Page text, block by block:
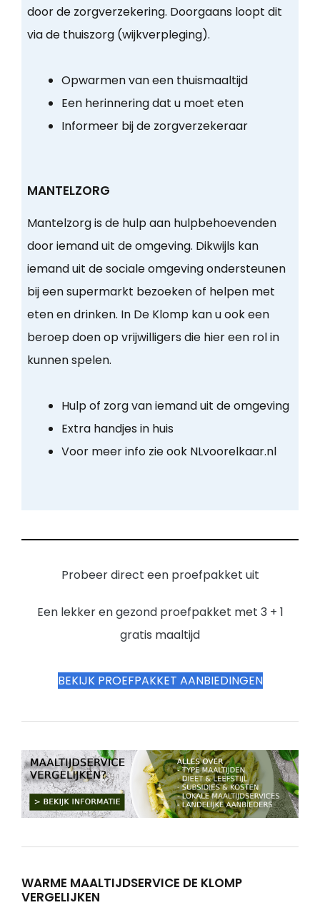
door de zorgverzekering. Doorgaans loopt dit
via de thuiszorg (wijkverpleging).
Opwarmen van een thuismaaltijd
Een herinnering dat u moet eten
Informeer bij de zorgverzekeraar
MANTELZORG
Mantelzorg is de hulp aan hulpbehoevenden
door iemand uit de omgeving. Dikwijls kan
iemand uit de sociale omgeving ondersteunen
bij een supermarkt bezoeken of helpen met
eten en drinken. In De Klomp kan u ook een
beroep doen op vrijwilligers die hier een rol in
kunnen spelen.
Hulp of zorg van iemand uit de omgeving
Extra handjes in huis
Voor meer info zie ook NLvoorelkaar.nl
Probeer direct een proefpakket uit
Een lekker en gezond proefpakket met 3 + 1
gratis maaltijd
BEKIJK PROEFPAKKET AANBIEDINGEN
WARME MAALTIJDSERVICE DE KLOMP
VERGELIJKEN